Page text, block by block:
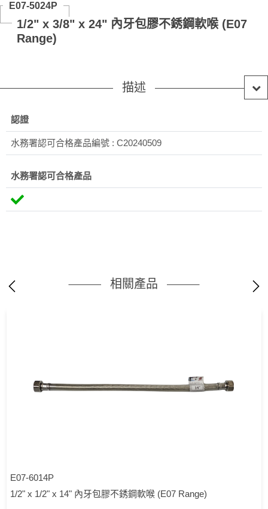
E07-5024P
1/2" x 3/8" x 24" 內牙包膠不銹鋼軟喉 (E07
Range)
描述
認證
水務署認可合格產品編號 : C20240509
水務署認可合格產品
相關產品
E07-6014P
1/2" x 1/2" x 14" 內牙包膠不銹鋼軟喉 (E07 Range)